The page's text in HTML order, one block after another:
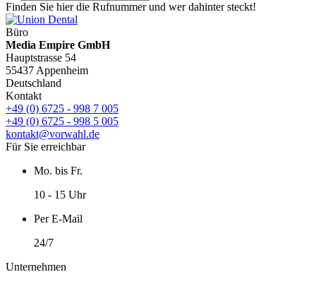
Finden Sie hier die Rufnummer und wer dahinter steckt!
Büro
Media Empire GmbH
Hauptstrasse 54
55437 Appenheim
Deutschland
Kontakt
+49 (0) 6725 - 998 7 005
+49 (0) 6725 - 998 5 005
kontakt@vorwahl.de
Für Sie erreichbar
Mo. bis Fr.
10 - 15 Uhr
Per E-Mail
24/7
Unternehmen